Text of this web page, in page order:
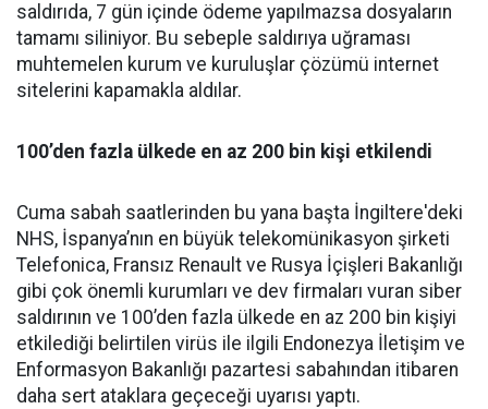
saldırıda, 7 gün içinde ödeme yapılmazsa dosyaların
tamamı siliniyor. Bu sebeple saldırıya uğraması
muhtemelen kurum ve kuruluşlar çözümü internet
sitelerini kapamakla aldılar.
100’den fazla ülkede en az 200 bin kişi etkilendi
Cuma sabah saatlerinden bu yana başta İngiltere'deki
NHS, İspanya’nın en büyük telekomünikasyon şirketi
Telefonica, Fransız Renault ve Rusya İçişleri Bakanlığı
gibi çok önemli kurumları ve dev firmaları vuran siber
saldırının ve 100’den fazla ülkede en az 200 bin kişiyi
etkilediği belirtilen virüs ile ilgili Endonezya İletişim ve
Enformasyon Bakanlığı pazartesi sabahından itibaren
daha sert ataklara geçeceği uyarısı yaptı.